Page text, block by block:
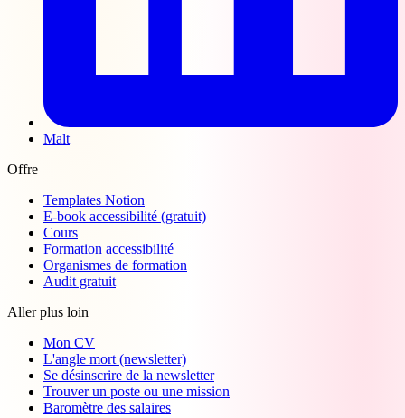
Malt
Offre
Templates Notion
E-book accessibilité (gratuit)
Cours
Formation accessibilité
Organismes de formation
Audit gratuit
Aller plus loin
Mon CV
L'angle mort (newsletter)
Se désinscrire de la newsletter
Trouver un poste ou une mission
Baromètre des salaires